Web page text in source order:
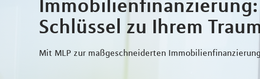
Schlüssel zu Ihrem
Mit MLP zur maßgeschneiderten Immobilienfinanzierung